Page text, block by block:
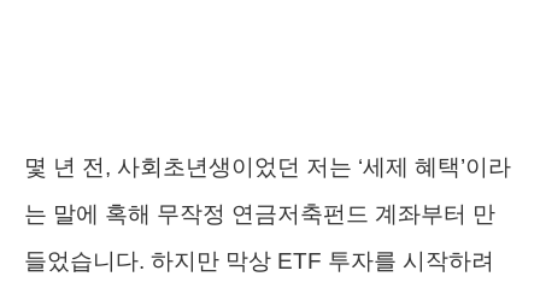
몇 년 전, 사회초년생이었던 저는 ‘세제 혜택’이라
는 말에 혹해 무작정 연금저축펀드 계좌부터 만
들었습니다. 하지만 막상 ETF 투자를 시작하려